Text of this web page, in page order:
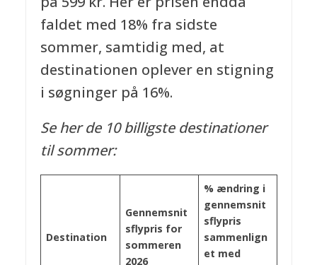
faldet med 18% fra sidste
sommer, samtidig med, at
destinationen oplever en stigning
i søgninger på 16%.
Se her de 10 billigste destinationer
til sommer:
Destination
Gennemsnit
sflypris for
sommeren
2026
% ændring i
gennemsnit
sflypris
sammenlign
et med